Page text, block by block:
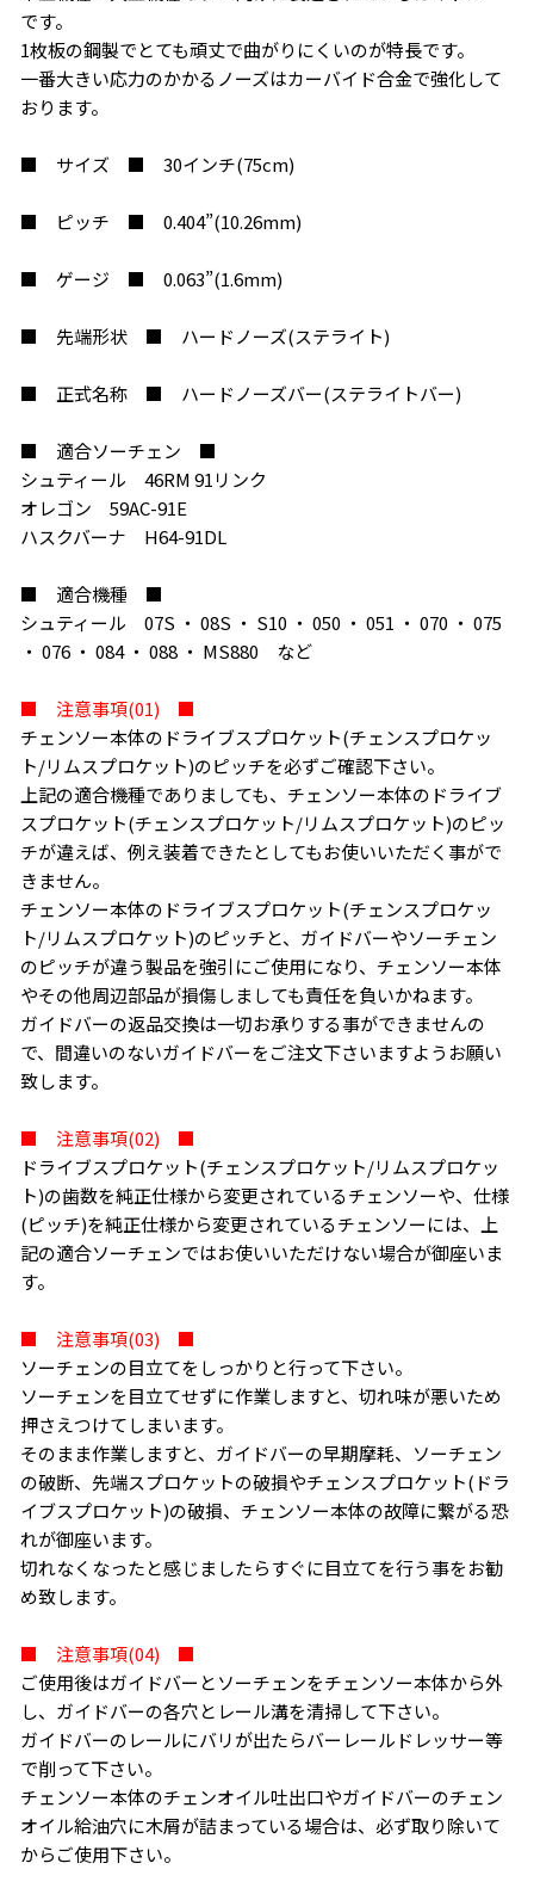
です。
1枚板の鋼製でとても頑丈で曲がりにくいのが特長です。
一番大きい応力のかかるノーズはカーバイド合金で強化して
おります。
■ サイズ ■ 30インチ(75cm)
■ ピッチ ■ 0.404”(10.26mm)
■ ゲージ ■ 0.063”(1.6mm)
■ 先端形状 ■ ハードノーズ(ステライト)
■ 正式名称 ■ ハードノーズバー(ステライトバー)
■ 適合ソーチェン ■
シュティール 46RM 91リンク
オレゴン 59AC-91E
ハスクバーナ H64-91DL
■ 適合機種 ■
シュティール 07S ・ 08S ・ S10 ・ 050 ・ 051 ・ 070 ・ 075
・ 076 ・ 084 ・ 088 ・ MS880 など
■ 注意事項(01) ■
チェンソー本体のドライブスプロケット(チェンスプロケッ
ト/リムスプロケット)のピッチを必ずご確認下さい。
上記の適合機種でありましても、チェンソー本体のドライブ
スプロケット(チェンスプロケット/リムスプロケット)のピッ
チが違えば、例え装着できたとしてもお使いいただく事がで
きません。
チェンソー本体のドライブスプロケット(チェンスプロケッ
ト/リムスプロケット)のピッチと、ガイドバーやソーチェン
のピッチが違う製品を強引にご使用になり、チェンソー本体
やその他周辺部品が損傷しましても責任を負いかねます。
ガイドバーの返品交換は一切お承りする事ができませんの
で、間違いのないガイドバーをご注文下さいますようお願い
致します。
■ 注意事項(02) ■
ドライブスプロケット(チェンスプロケット/リムスプロケッ
ト)の歯数を純正仕様から変更されているチェンソーや、仕様
(ピッチ)を純正仕様から変更されているチェンソーには、上
記の適合ソーチェンではお使いいただけない場合が御座いま
す。
■ 注意事項(03) ■
ソーチェンの目立てをしっかりと行って下さい。
ソーチェンを目立てせずに作業しますと、切れ味が悪いため
押さえつけてしまいます。
そのまま作業しますと、ガイドバーの早期摩耗、ソーチェン
の破断、先端スプロケットの破損やチェンスプロケット(ドラ
イブスプロケット)の破損、チェンソー本体の故障に繋がる恐
れが御座います。
切れなくなったと感じましたらすぐに目立てを行う事をお勧
め致します。
■ 注意事項(04) ■
ご使用後はガイドバーとソーチェンをチェンソー本体から外
し、ガイドバーの各穴とレール溝を清掃して下さい。
ガイドバーのレールにバリが出たらバーレールドレッサー等
で削って下さい。
チェンソー本体のチェンオイル吐出口やガイドバーのチェン
オイル給油穴に木屑が詰まっている場合は、必ず取り除いて
からご使用下さい。